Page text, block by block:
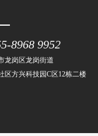
8968 9952
龙岗区龙岗街道
区方兴科技园C区12栋二楼